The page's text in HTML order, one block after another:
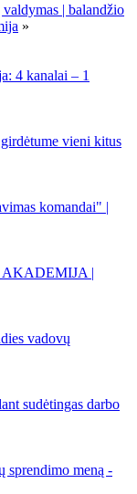
| balandžio
»
4 kanalai – 1
vieni kitus
komandai" |
|
vadovų
sudėtingas darbo
sprendimo meną -